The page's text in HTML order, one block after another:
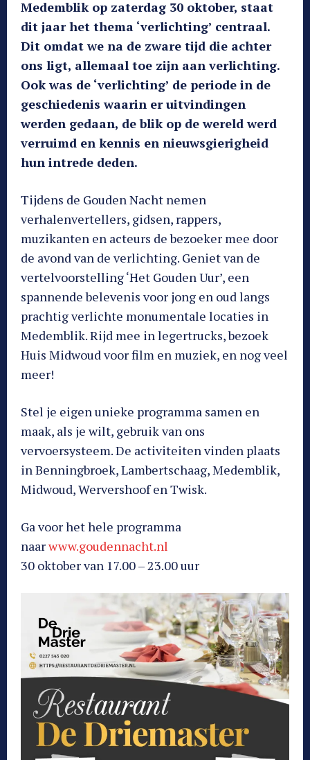
Medemblik op zaterdag 30 oktober, staat
dit jaar het thema ‘verlichting’ centraal.
Dit omdat we na de zware tijd die achter
ons ligt, allemaal toe zijn aan verlichting.
Ook was de ‘verlichting’ de periode in de
geschiedenis waarin er uitvindingen
werden gedaan, de blik op de wereld werd
verruimd en kennis en nieuwsgierigheid
hun intrede deden.
Tijdens de Gouden Nacht nemen
verhalenvertellers, gidsen, rappers,
muzikanten en acteurs de bezoeker mee door
de avond van de verlichting. Geniet van de
vertelvoorstelling ‘Het Gouden Uur’, een
spannende belevenis voor jong en oud langs
prachtig verlichte monumentale locaties in
Medemblik. Rijd mee in legertrucks, bezoek
Huis Midwoud voor film en muziek, en nog veel
meer!
Stel je eigen unieke programma samen en
maak, als je wilt, gebruik van ons
vervoersysteem. De activiteiten vinden plaats
in Benningbroek, Lambertschaag, Medemblik,
Midwoud, Wervershoof en Twisk.
Ga voor het hele programma
naarwww.goudennacht.nl
30 oktober van 17.00 – 23.00 uur